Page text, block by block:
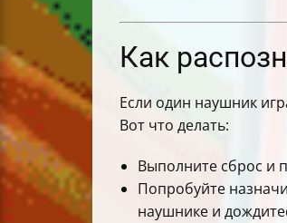
Как
Если один наушник
Вот что делать:
Выполните сброс и
Попробуйте
наушнике и